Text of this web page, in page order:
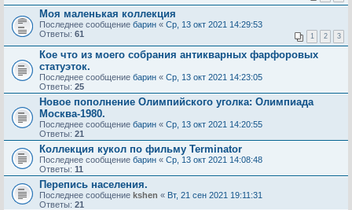
Моя маленькая коллекция
Последнее сообщение барин « Ср, 13 окт 2021 14:29:53
Ответы: 61 1 2 3
Кое что из моего собрания антикварных фарфоровых
статуэток.
Последнее сообщение барин « Ср, 13 окт 2021 14:23:05
Ответы: 25
Новое пополнение Олимпийского уголка: Олимпиада
Москва-1980.
Последнее сообщение барин « Ср, 13 окт 2021 14:20:55
Ответы: 21
Коллекция кукол по фильму Terminator
Последнее сообщение барин « Ср, 13 окт 2021 14:08:48
Ответы: 11
Перепись населения.
Последнее сообщение kshen « Вт, 21 сен 2021 19:11:31
Ответы: 21